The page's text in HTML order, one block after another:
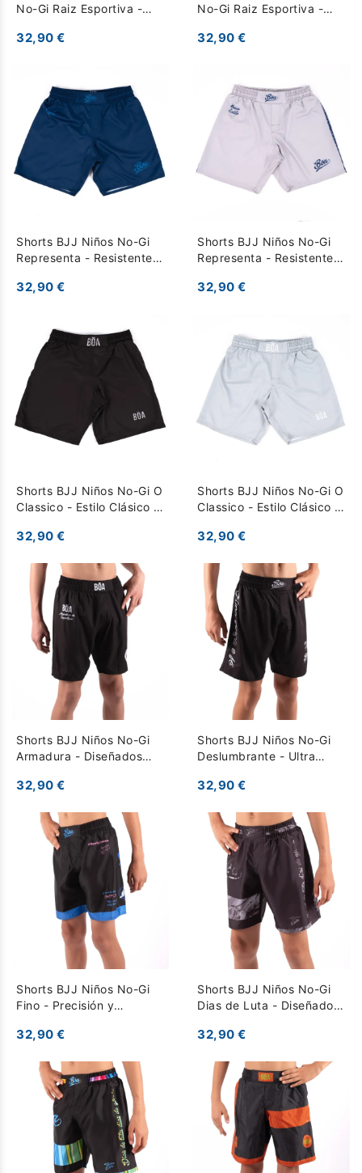
No-Gi Raiz Esportiva -
32,90 €
No-Gi Raiz Esportiva -
32,90 €
Shorts BJJ Niños No-Gi
Representa - Resistentes
32,90 €
Shorts BJJ Niños No-Gi
Representa - Resistentes
32,90 €
Shorts BJJ Niños No-Gi O
Classico - Estilo Clásico y
Negro
32,90 €
Shorts BJJ Niños No-Gi O
Classico - Estilo Clásico y
Gris
32,90 €
Shorts BJJ Niños No-Gi
Armadura - Diseñados
32,90 €
Shorts BJJ Niños No-Gi
Deslumbrante - Ultra
Movilidad - Negro
32,90 €
Shorts BJJ Niños No-Gi
Fino - Precisión y
Entrenamiento - Negro
32,90 €
Shorts BJJ Niños No-Gi
Dias de Luta - Diseñados
Intensos - gris oscuro
32,90 €